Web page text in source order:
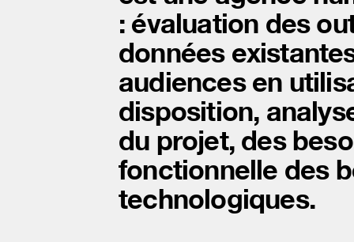
: évaluation des
données
audiences en
disposition,
du projet, des
fonctionnelle des
technologiques.